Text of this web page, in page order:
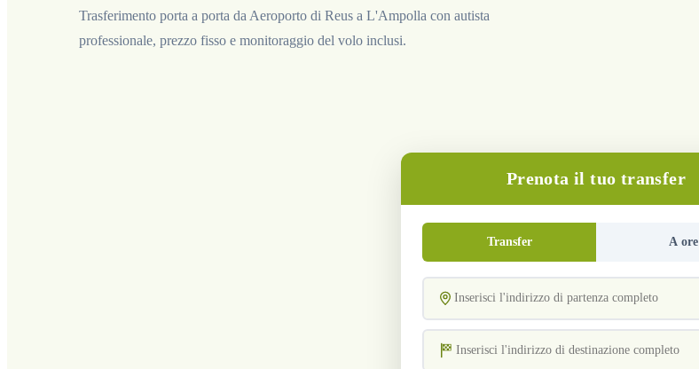
Trasferimento porta a porta da Aeroporto di Reus a L'Ampolla con autista
professionale, prezzo fisso e monitoraggio del volo inclusi.
Prenota il tuo transfer
Transfer A ore